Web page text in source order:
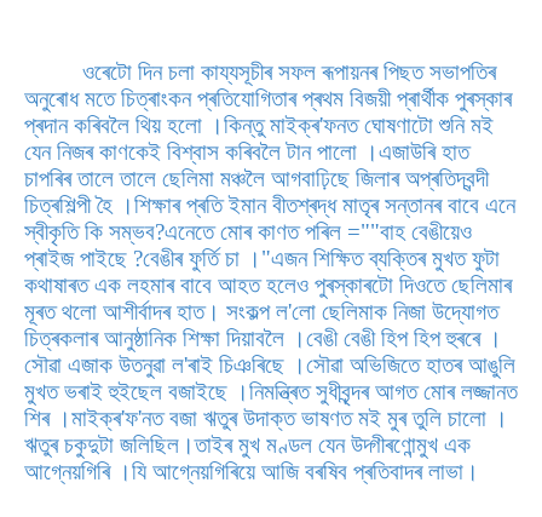
ওৰেটো দিন চলা কায্যসূচীৰ সফল ৰূপায়নৰ পিছত সভাপতিৰ
অনুৰোধ মতে চিত্ৰাংকন প্ৰতিযোগিতাৰ প্ৰথম বিজয়ী প্ৰাৰ্থীক পুৰস্কাৰ
প্ৰদান কৰিবলৈ থিয় হলো ।কিন্তু মাইক্ৰ'ফনত ঘোষণাটো শুনি মই
যেন নিজৰ কাণকেই বিশ্বাস কৰিবলৈ টান পালো ।এজাউৰি হাত
চাপৰিৰ তালে তালে ছেলিমা মঞ্চলৈ আগবাঢ়িছে জিলাৰ অপ্ৰতিদ্বন্দী
চিত্ৰশিল্পী হৈ ।শিক্ষাৰ প্ৰতি ইমান বীতশ্ৰদ্ধ মাতৃৰ সন্তানৰ বাবে এনে
স্বীকৃতি কি সম্ভব?এনেতে মোৰ কাণত পৰিল =""বাহ বেঙীয়েও
প্ৰাইজ পাইছে ?বেঙীৰ ফুৰ্তি চা ।"এজন শিক্ষিত ব্যক্তিৰ মুখত ফুটা
কথাষাৰত এক লহমাৰ বাবে আহত হলেও পুৰস্কাৰটো দিওতে ছেলিমাৰ
মূৰত থলো আশীৰ্বাদৰ হাত। সংকল্প ল'লো ছেলিমাক নিজা উদ্যোগত
চিত্ৰকলাৰ আনুষ্ঠানিক শিক্ষা দিয়াবলৈ ।বেঙী বেঙী হিপ হিপ হুৰৰে ।
সৌৱা এজাক উতনুৱা ল'ৰাই চিঞৰিছে ।সৌৱা অভিজিতে হাতৰ আঙুলি
মুখত ভৰাই হুইছেল বজাইছে ।নিমন্ত্ৰিত সুধীবৃন্দৰ আগত মোৰ লজ্জানত
শিৰ ।মাইক্ৰ'ফ'নত বজা ঋতুৰ উদাক্ত ভাষণত মই মুৰ তুলি চালো ।
ঋতুৰ চকুদুটা জলিছিল।তাইৰ মুখ মণ্ডল যেন উদ্গীৰণোন্মুখ এক
আগ্নেয়গিৰি ।যি আগ্নেয়গিৰিয়ে আজি বৰষিব প্ৰতিবাদৰ লাভা।